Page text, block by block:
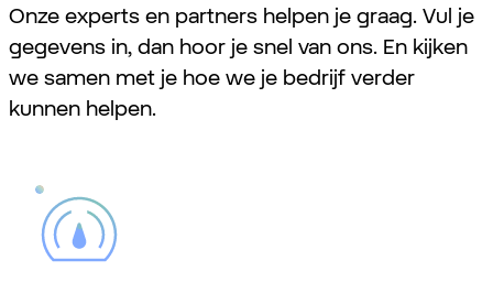
Onze experts en partners helpen je graag. Vul je
gegevens in, dan hoor je snel van ons. En kijken
we samen met je hoe we je bedrijf verder
kunnen helpen.